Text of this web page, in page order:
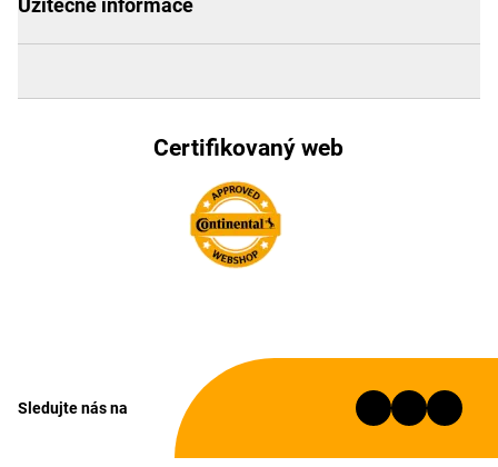
Užitečné informace
Certifikovaný web
Sledujte nás na